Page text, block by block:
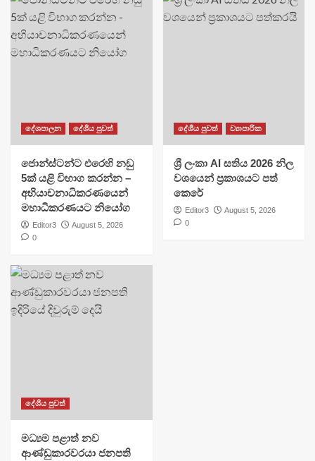
දේශපාලන දේශීය පුවත්
ජොන්ස්ටන්ට එරෙහි නඩු
5ක් යළි විභාග කරන්න –
අභියාචනාධිකරණයෙන්
මහාධිකරණයට නියෝග
Editor3
August 5, 2026
0
දේශීය පුවත් ව්‍යාපාරික
ශ්‍රී ලංකා AI සතිය 2026 නිල
වශයෙන් ප්‍රකාශයට පත්
කෙරේ
Editor3
August 5, 2026
0
දේශීය පුවත්
මධ්‍යම පළාත් නව
ආණ්ඩුකාරවරයා ජනපති